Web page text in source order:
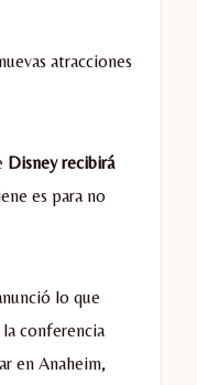
atracciones
Disney recibirá
es para no
lo que
conferencia
en Anaheim,